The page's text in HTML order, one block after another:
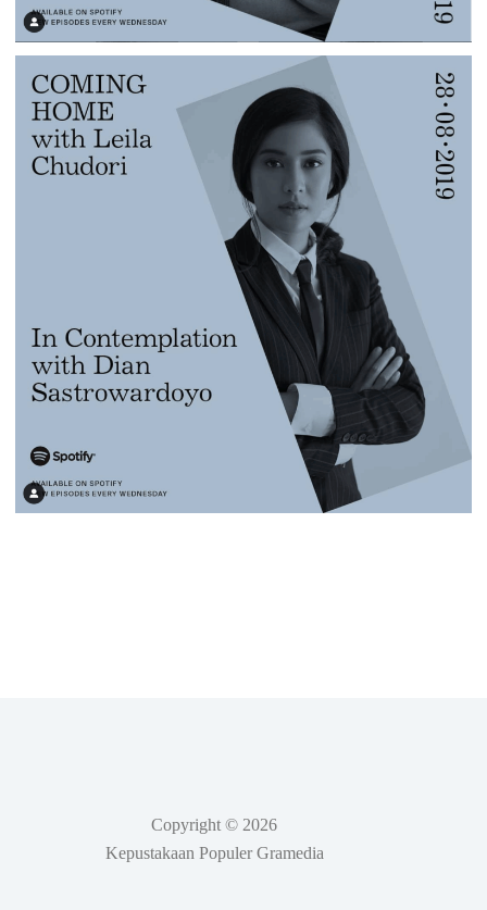
Copyright © 2026
Kepustakaan Populer Gramedia